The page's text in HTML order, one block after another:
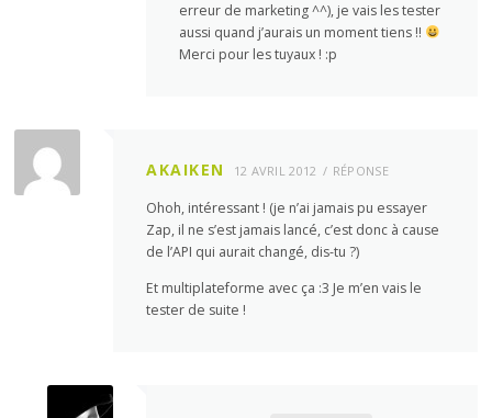
erreur de marketing ^^), je vais les tester
aussi quand j’aurais un moment tiens !!
Merci pour les tuyaux ! :p
AKAIKEN 12 AVRIL 2012 RÉPONSE
Ohoh, intéressant ! (je n’ai jamais pu essayer
Zap, il ne s’est jamais lancé, c’est donc à cause
de l’API qui aurait changé, dis-tu ?)
Et multiplateforme avec ça :3 Je m’en vais le
tester de suite !